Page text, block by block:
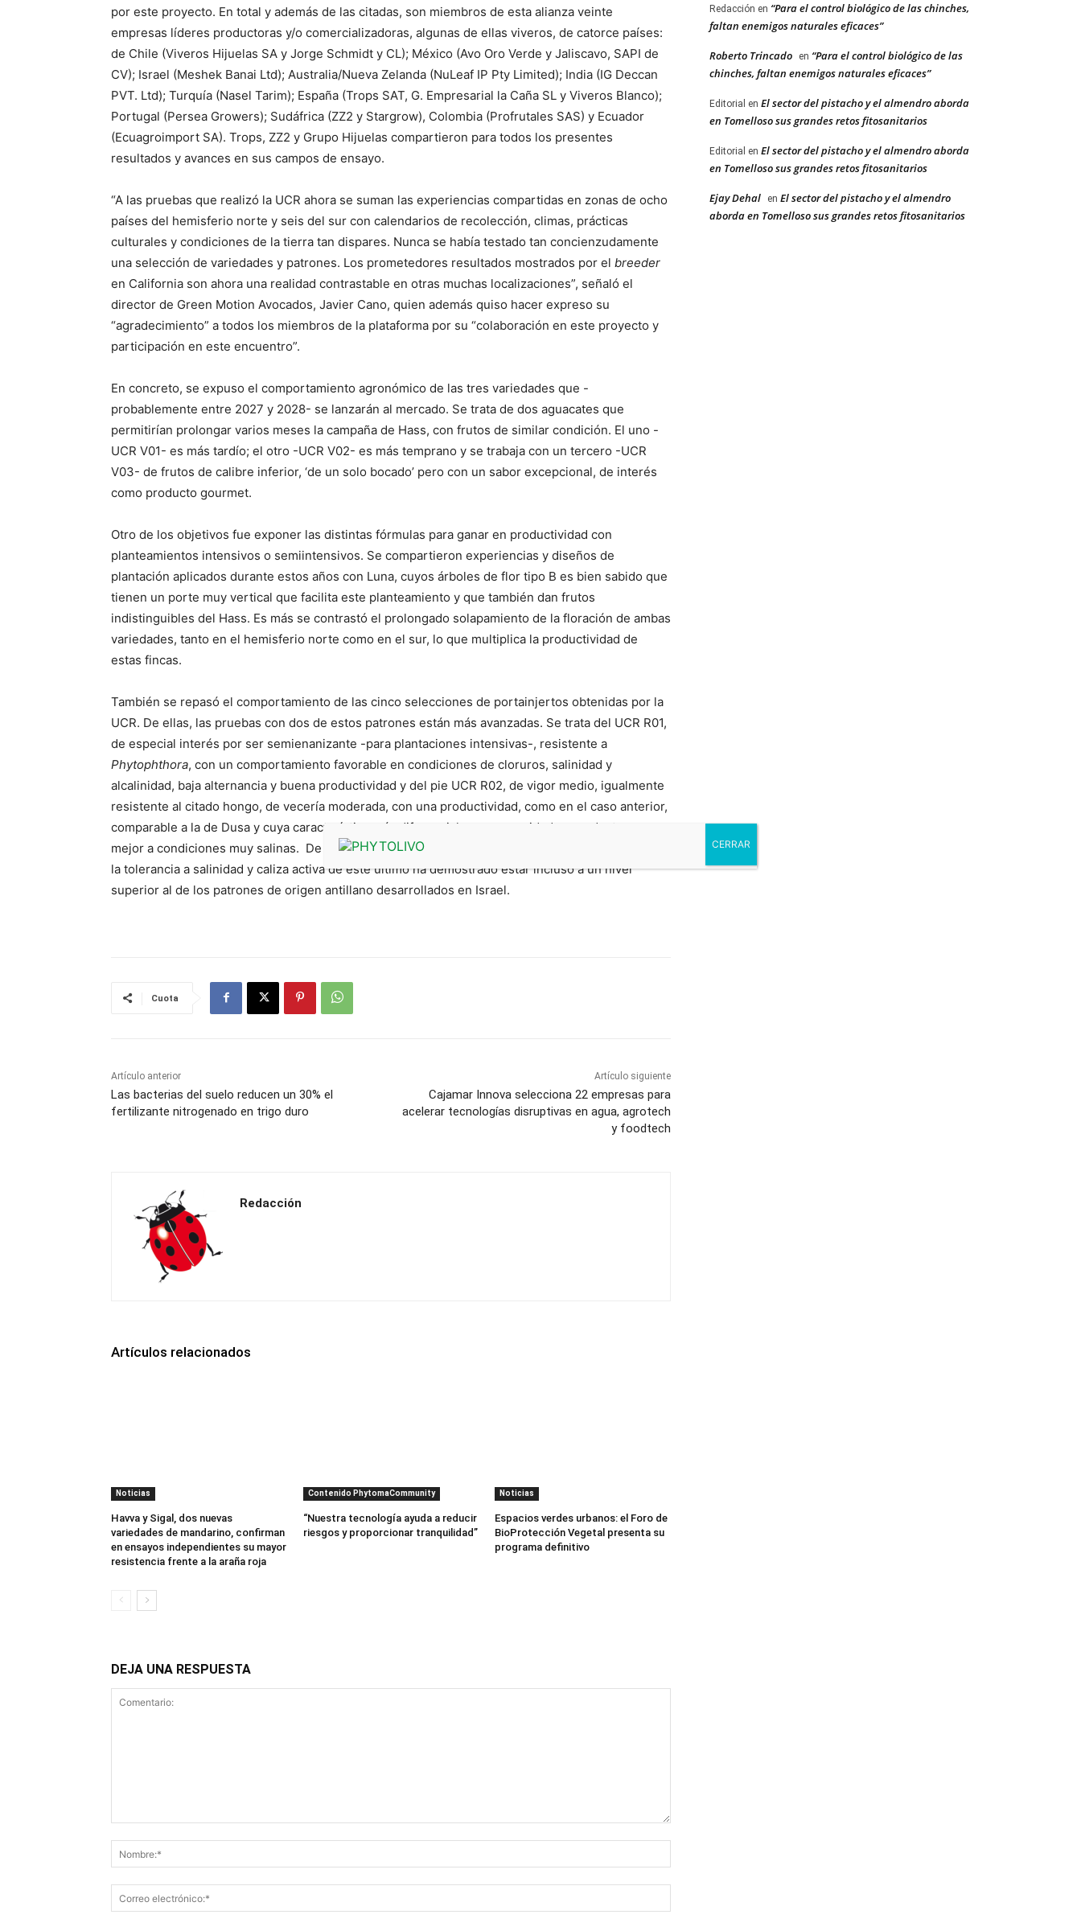
por este proyecto. En total y además de las citadas, son miembros de esta alianza veinte
empresas líderes productoras y/o comercializadoras, algunas de ellas viveros, de catorce países:
de Chile (Viveros Hijuelas SA y Jorge Schmidt y CL); México (Avo Oro Verde y Jaliscavo, SAPI de
CV); Israel (Meshek Banai Ltd); Australia/Nueva Zelanda (NuLeaf IP Pty Limited); India (IG Deccan
PVT. Ltd); Turquía (Nasel Tarim); España (Trops SAT, G. Empresarial la Caña SL y Viveros Blanco);
Portugal (Persea Growers); Sudáfrica (ZZ2 y Stargrow), Colombia (Profrutales SAS) y Ecuador
(Ecuagroimport SA). Trops, ZZ2 y Grupo Hijuelas compartieron para todos los presentes
resultados y avances en sus campos de ensayo.
“A las pruebas que realizó la UCR ahora se suman las experiencias compartidas en zonas de ocho
países del hemisferio norte y seis del sur con calendarios de recolección, climas, prácticas
culturales y condiciones de la tierra tan dispares. Nunca se había testado tan concienzudamente
una selección de variedades y patrones. Los prometedores resultados mostrados por el breeder
en California son ahora una realidad contrastable en otras muchas localizaciones”, señaló el
director de Green Motion Avocados, Javier Cano, quien además quiso hacer expreso su
“agradecimiento” a todos los miembros de la plataforma por su “colaboración en este proyecto y
participación en este encuentro”.
En concreto, se expuso el comportamiento agronómico de las tres variedades que -
probablemente entre 2027 y 2028- se lanzarán al mercado. Se trata de dos aguacates que
permitirían prolongar varios meses la campaña de Hass, con frutos de similar condición. El uno -
UCR V01- es más tardío; el otro -UCR V02- es más temprano y se trabaja con un tercero -UCR
V03- de frutos de calibre inferior, ‘de un solo bocado’ pero con un sabor excepcional, de interés
como producto gourmet.
Otro de los objetivos fue exponer las distintas fórmulas para ganar en productividad con
planteamientos intensivos o semiintensivos. Se compartieron experiencias y diseños de
plantación aplicados durante estos años con Luna, cuyos árboles de flor tipo B es bien sabido que
tienen un porte muy vertical que facilita este planteamiento y que también dan frutos
indistinguibles del Hass. Es más se contrastó el prolongado solapamiento de la floración de ambas
variedades, tanto en el hemisferio norte como en el sur, lo que multiplica la productividad de
estas fincas.
También se repasó el comportamiento de las cinco selecciones de portainjertos obtenidas por la
UCR. De ellas, las pruebas con dos de estos patrones están más avanzadas. Se trata del UCR R01,
de especial interés por ser semienanizante -para plantaciones intensivas-, resistente a
Phytophthora, con un comportamiento favorable en condiciones de cloruros, salinidad y
alcalinidad, baja alternancia y buena productividad y del pie UCR R02, de vigor medio, igualmente
resistente al citado hongo, de vecería moderada, con una productividad, como en el caso anterior,
comparable a la de Dusa y cuya característica más diferencial es su capacidad para adaptarse
mejor a condiciones muy salinas. De hecho y según los últimos datos de la UCR dados a conocer,
la tolerancia a salinidad y caliza activa de este último ha demostrado estar incluso a un nivel
superior al de los patrones de origen antillano desarrollados en Israel.
Cuota
Artículo anterior
Las bacterias del suelo reducen un 30% el
fertilizante nitrogenado en trigo duro
Artículo siguiente
Cajamar Innova selecciona 22 empresas para
acelerar tecnologías disruptivas en agua, agrotech
y foodtech
Redacción
Artículos relacionados
Noticias
Havva y Sigal, dos nuevas
variedades de mandarino, confirman
en ensayos independientes su mayor
resistencia frente a la araña roja
Contenido PhytomaCommunity
“Nuestra tecnología ayuda a reducir
riesgos y proporcionar tranquilidad”
Noticias
Espacios verdes urbanos: el Foro de
BioProtección Vegetal presenta su
programa definitivo
DEJA UNA RESPUESTA
electrónico:*
Redacción en “Para el control biológico de las chinches,
faltan enemigos naturales eficaces”
Roberto Trincado en “Para el control biológico de las
chinches, faltan enemigos naturales eficaces”
Editorial en El sector del pistacho y el almendro aborda
en Tomelloso sus grandes retos fitosanitarios
Editorial en El sector del pistacho y el almendro aborda
en Tomelloso sus grandes retos fitosanitarios
Ejay Dehal en El sector del pistacho y el almendro
aborda en Tomelloso sus grandes retos fitosanitarios